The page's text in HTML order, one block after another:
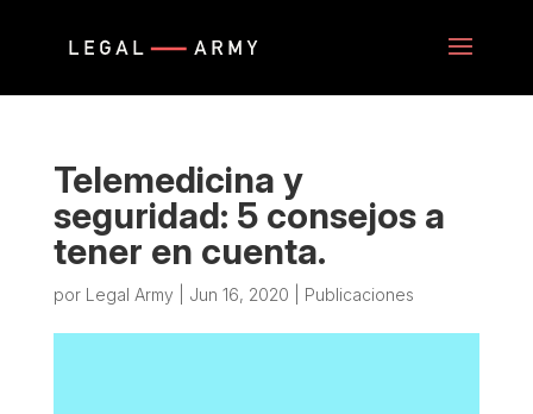
Telemedicina y
seguridad: 5 consejos a
tener en cuenta.
por Legal Army Jun 16, 2020 Publicaciones